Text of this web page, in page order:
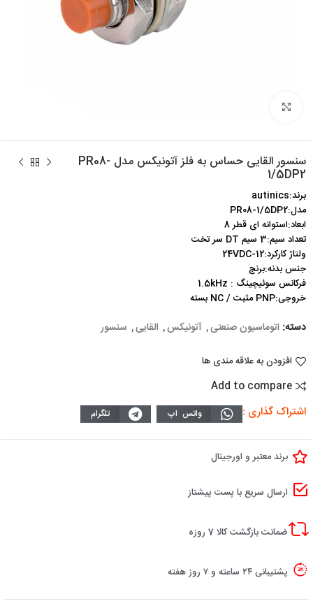
سنسور القایی حساس به فلز آتونیکس مدل PR08-
1/5DP2
برند:autinics
مدل:PR08-1/5DP2
ابعاد:استوانه ای قطر 8
تعداد سیم:3 سیم DT سر تخت
ولتاژ کارکرد:12-24VDC
جنس بدنه:برنج
فرکانس سوئیچینگ : 1.5kHz
خروجی:PNP مثبت / NC بسته
دسته: اتوماسیون صنعتی, آتونیکس, القایی, سنسور
افزودن به علاقه مندی ها
Add to compare
اشتراک گذاری : واتس اپ تلگرام
برند معتبر و اورجینال
ارسال سریع با پست پیشتاز
ضمانت بازگشت کالا 7 روزه
پشتیبانی ۲۴ ساعته و ۷ روز هفته